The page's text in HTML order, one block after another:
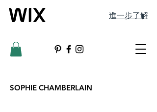
進一步了解